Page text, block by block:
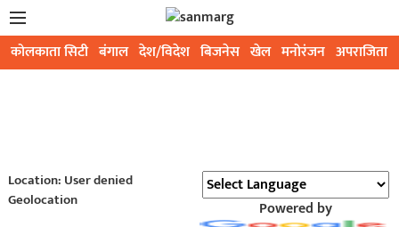
कोलकाता सिटी बंगाल देश/विदेश बिजनेस खेल मनोरंजन अपराजिता
Location: User denied
Geolocation
Powered by